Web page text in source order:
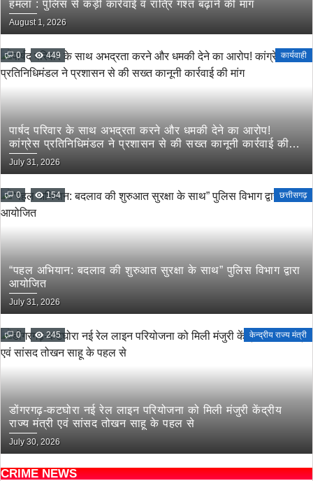
हमला : पुलिस से कड़ी कार्रवाई व रात्रि गश्त बढ़ाने की मांग
August 1, 2026
0 449 कार्यवाही
पार्षद परिवार के साथ अभद्रता करने और धमकी देने का आरोप!
कांग्रेस प्रतिनिधिमंडल ने प्रशासन से की सख्त कानूनी कार्रवाई की
मांग
July 31, 2026
0 154 छत्तीसगढ़
“पहल अभियान: बदलाव की शुरुआत सुरक्षा के साथ” पुलिस विभाग द्वारा
आयोजित
July 31, 2026
0 245 केन्द्रीय राज्य मंत्री
डोंगरगढ़-कटघोरा नई रेल लाइन परियोजना को मिली मंजुरी केंद्रीय
राज्य मंत्री एवं सांसद तोखन साहू के पहल से
July 30, 2026
CRIME NEWS